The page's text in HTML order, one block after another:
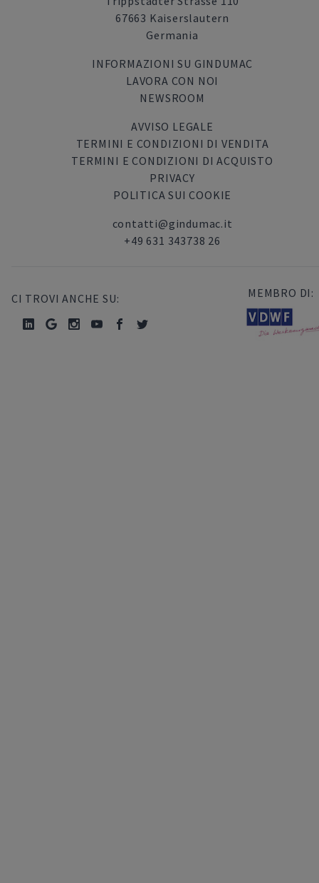
67663 Kaiserslautern
Germania
INFORMAZIONI SU GINDUMAC
LAVORA CON NOI
NEWSROOM
AVVISO LEGALE
TERMINI E CONDIZIONI DI VENDITA
TERMINI E CONDIZIONI DI ACQUISTO
PRIVACY
POLITICA SUI COOKIE
contatti@gindumac.it
+49 631 343738 26
CI TROVI ANCHE SU: MEMBRO DI: